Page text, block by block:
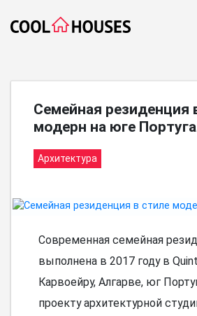
Семейная резиденция
модерн на юге
Архитектура
Современная семейная
выполнена в 2017 году в
Карвоейру, Алгарве, юг
проекту архитектурной